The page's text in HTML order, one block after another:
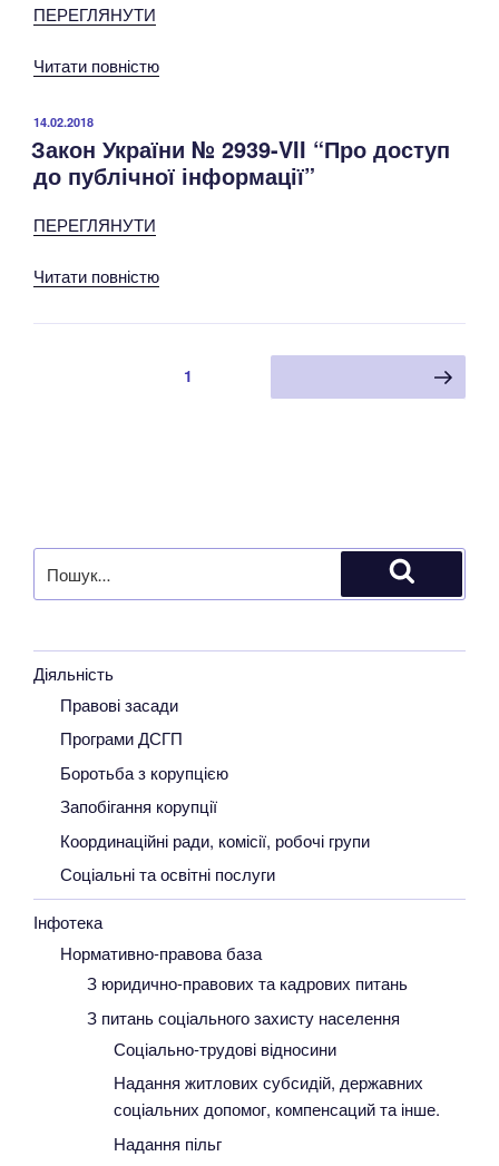
ПЕРЕГЛЯНУТИ
Читати повністю
ОПУБЛІКОВАНО
14.02.2018
Закон України № 2939-VII “Про доступ
до публічної інформації”
ПЕРЕГЛЯНУТИ
Читати повністю
1 Наступна сторінка
за
Шукати
Діяльність
Правові засади
Програми ДСГП
Боротьба з корупцією
Запобігання корупції
Координаційні ради, комісії, робочі групи
Соціальні та освітні послуги
Інфотека
Нормативно-правова база
З юридично-правових та кадрових питань
З питань соціального захисту населення
Соціально-трудові відносини
Надання житлових субсидій, державних
соціальних допомог, компенсаций та інше.
Надання пільг